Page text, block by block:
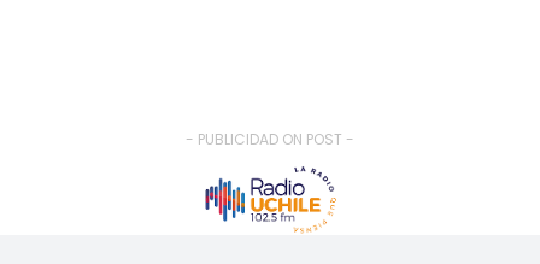
- PUBLICIDAD ON POST -